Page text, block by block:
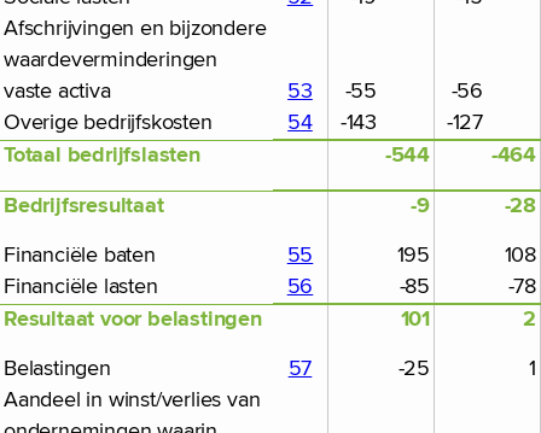
Afschrijvingen en bijzondere
waardeverminderingen
vaste activa
53 -55
-56
Overige bedrijfskosten
54 -143 -127
Totaal bedrijfslasten -544
-464
Bedrijfsresultaat
-9 -28
Financiële baten 55 195
108
Financiële lasten
56 -85 -78
Resultaat voor belastingen 101 2
Belastingen 57 -25
1
Aandeel in winst/verlies van